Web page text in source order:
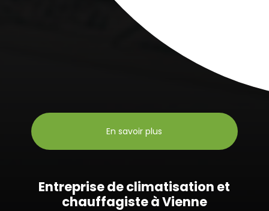
En savoir plus
Entreprise de climatisation et
chauffagiste à Vienne